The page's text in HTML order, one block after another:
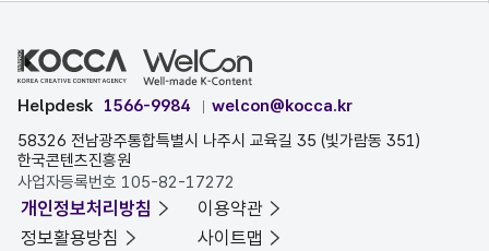
Helpdesk 1566-9984
welcon@kocca.kr
58326 전남광주통합특별시 나주시 교육길 35 (빛가람동 351)
한국콘텐츠진흥원
사업자등록번호 105-82-17272
개인정보처리방침
이용약관
정보활용방침
사이트맵